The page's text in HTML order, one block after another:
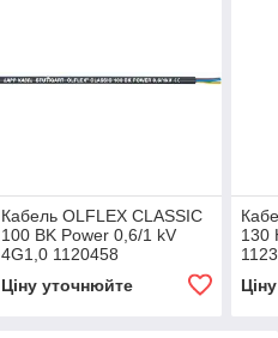
Кабель OLFLEX CLASSIC
100 BK Power 0,6/1 kV
4G1,0 1120458
Ціну уточнюйте
130